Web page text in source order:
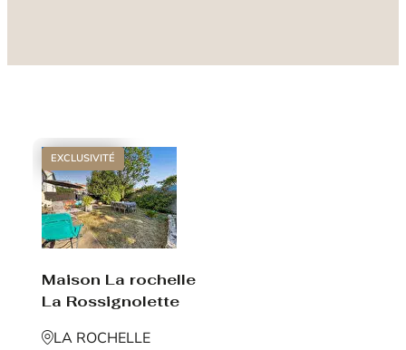
EXCLUSIVITÉ
Maison La rochelle
La Rossignolette
LA ROCHELLE